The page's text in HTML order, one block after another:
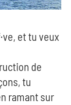
et tu veux
de
tu
ramant sur